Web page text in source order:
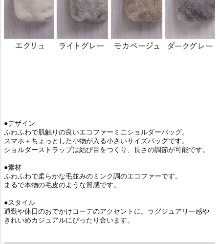
●デザイン
ふわふわで肌触りの良いエコファーミニショルダーバッグ。
スマホ＋ちょっとした小物が入る小さいサイズバッグです。
ショルダーストラップは結び目をつくり、長さの調節が可能です。
●素材
ふわふわで柔らかな毛並みのミンク調のエコファーです。
まるで本物の毛皮のような質感です。
●スタイル
通勤や休日のおでかけコーデのアクセントに。ラグジュアリー感や
きれいめカジュアルにぴったり合います。